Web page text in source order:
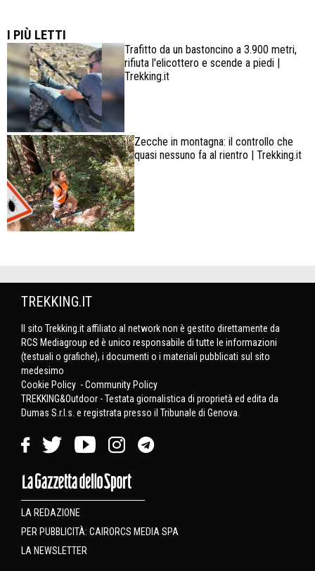
I PIÙ LETTI
Trafitto da un bastoncino a 3.900 metri,
rifiuta l'elicottero e scende a piedi |
Trekking.it
Zecche in montagna: il controllo che
quasi nessuno fa al rientro | Trekking.it
TREKKING.IT
Il sito Trekking.it affiliato al network non è gestito direttamente da
RCS Mediagroup ed è unico responsabile di tutte le informazioni
(testuali o grafiche), i documenti o i materiali pubblicati sul sito
medesimo
Cookie Policy -Community Policy
TREKKING&Outdoor - Testata giornalistica di proprietà ed edita da
Dumas S.r.l.s. e registrata presso il Tribunale di Genova.
LA REDAZIONE
PER PUBBLICITÀ: CAIRORCS MEDIA SPA
LA NEWSLETTER